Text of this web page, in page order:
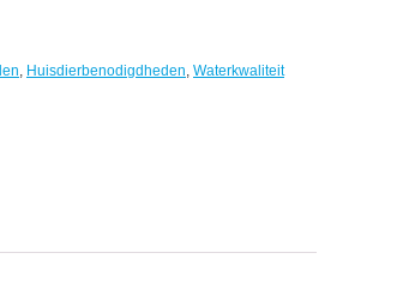
, Huisdierbenodigdheden, Waterkwaliteit